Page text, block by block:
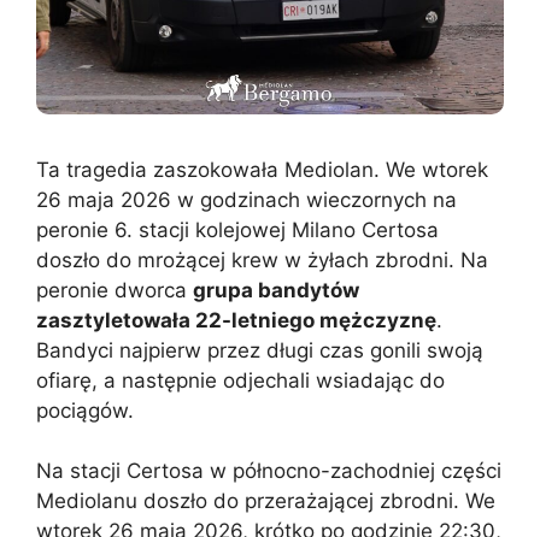
Ta tragedia zaszokowała Mediolan. We wtorek
26 maja 2026 w godzinach wieczornych na
peronie 6. stacji kolejowej Milano Certosa
doszło do mrożącej krew w żyłach zbrodni. Na
peronie dworca grupa bandytów
zasztyletowała 22-letniego mężczyznę.
Bandyci najpierw przez długi czas gonili swoją
ofiarę, a następnie odjechali wsiadając do
pociągów.
Na stacji Certosa w północno-zachodniej części
Mediolanu doszło do przerażającej zbrodni. We
wtorek 26 maja 2026, krótko po godzinie 22:30,